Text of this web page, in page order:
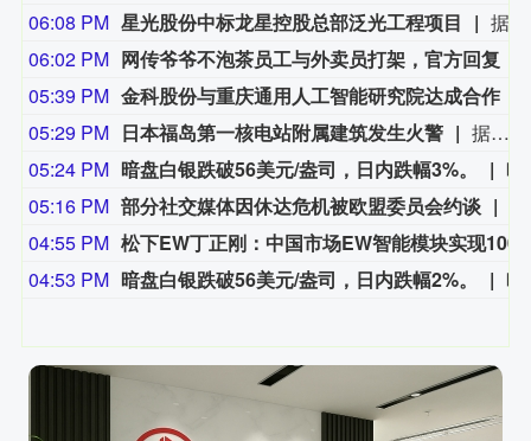
06:08 PM 星光股份中标龙星控股总部泛光工程项目
06:02 PM
05:39 PM 金科股份与重庆通用人工智能研究院达成合作
05:29 PM 日本福岛第一核电站附属建筑发生火警
据东京电力公司消息，当地时间8日15时35分左右，日本福岛第一核电站5号、6号机组服务建筑3、4层的火灾报警器发生启动。东京电力公司于当天16时01分向双叶消防本部报警。随后，消防部门赶赴现场确认，但未发现明火或冒烟。事件对核电站厂区设备没有造成影响，监测点以及厂区边界的尘埃监测仪等所测得的放射线量也未发现异常。（央视新闻）
05:24 PM 暗盘白银跌破56美元/盎司，日内跌幅3%。
05:16 PM 部分社交媒体因休达危机被欧盟委员会约谈
04:55 PM
04:53 PM 暗盘白银跌破56美元/盎司，日内跌幅2%。